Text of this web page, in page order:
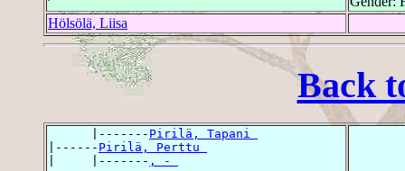
Hölsölä, Liisa
Back
      |-------
Pirilä, Tapani
|------ Pirilä, Perttu
|     |------- , -